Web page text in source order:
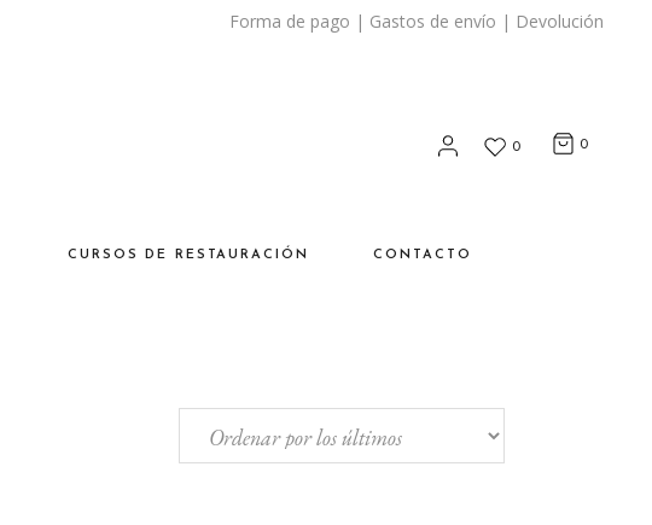
Forma de pago | Gastos de envío | Devolución
0 0
CURSOS DE RESTAURACIÓN CONTACTO